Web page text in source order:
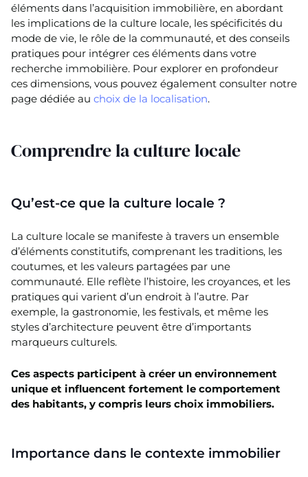
éléments dans l’acquisition immobilière, en abordant
les implications de la culture locale, les spécificités du
mode de vie, le rôle de la communauté, et des conseils
pratiques pour intégrer ces éléments dans votre
recherche immobilière. Pour explorer en profondeur
ces dimensions, vous pouvez également consulter notre
page dédiée au choix de la localisation.
Comprendre la culture locale
Qu’est-ce que la culture locale ?
La culture locale se manifeste à travers un ensemble
d’éléments constitutifs, comprenant les traditions, les
coutumes, et les valeurs partagées par une
communauté. Elle reflète l’histoire, les croyances, et les
pratiques qui varient d’un endroit à l’autre. Par
exemple, la gastronomie, les festivals, et même les
styles d’architecture peuvent être d’importants
marqueurs culturels.
Ces aspects participent à créer un environnement
unique et influencent fortement le comportement
des habitants, y compris leurs choix immobiliers.
Importance dans le contexte immobilier